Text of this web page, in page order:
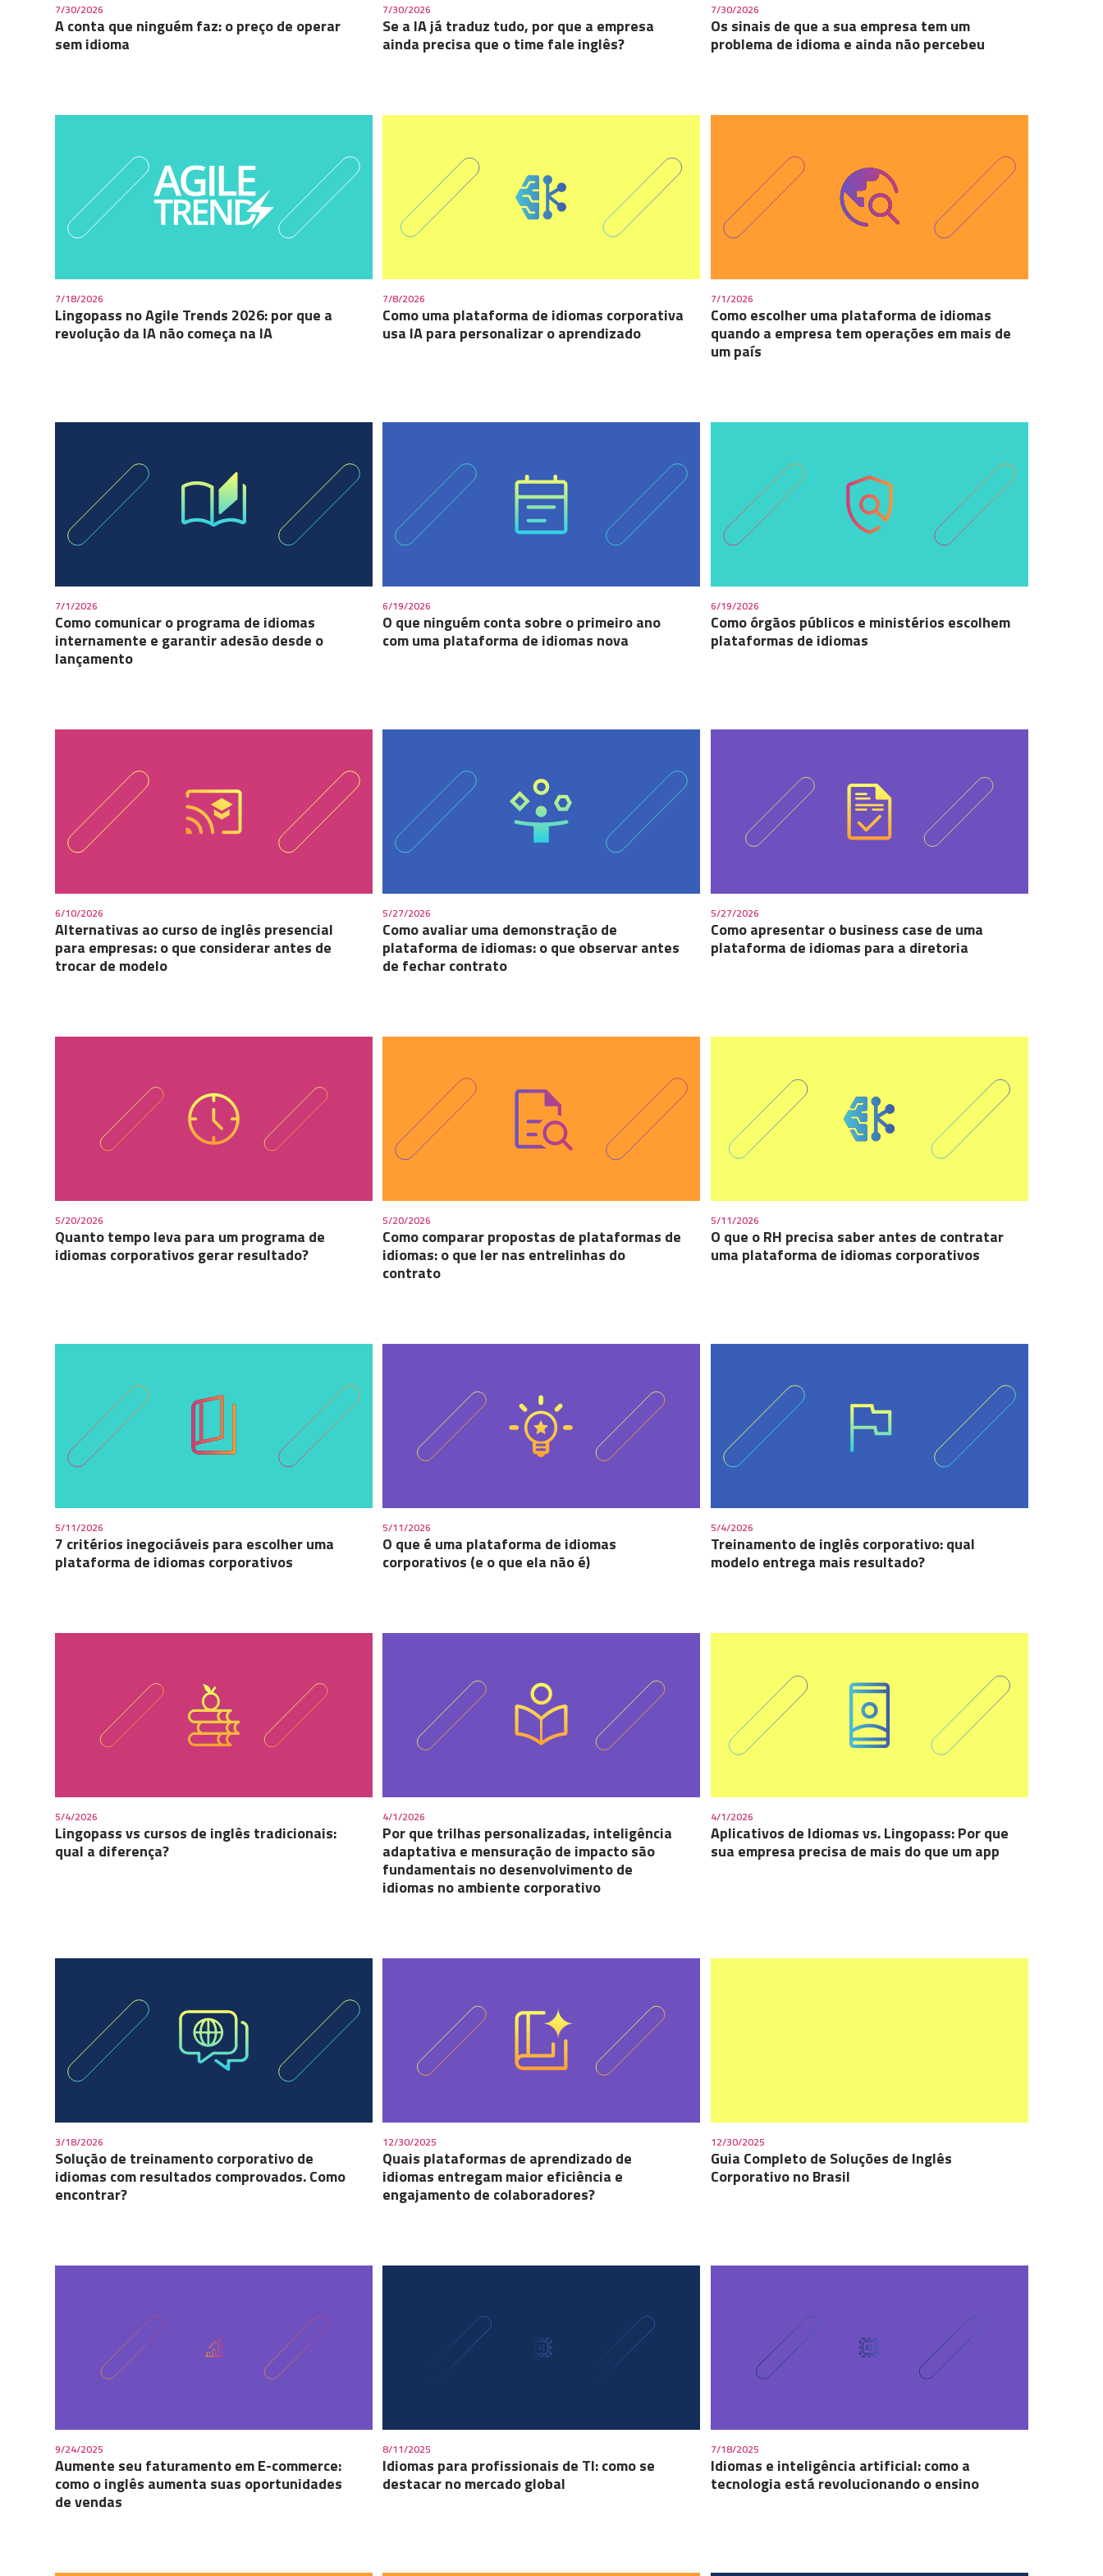
7/30/2026
A conta que ninguém faz: o preço de operar
sem idioma
7/30/2026
Se a IA já traduz tudo, por que a empresa
ainda precisa que o time fale inglês?
7/30/2026
Os sinais de que a sua empresa tem um
problema de idioma e ainda não percebeu
7/18/2026
Lingopass no Agile Trends 2026: por que a
revolução da IA não começa na IA
7/8/2026
Como uma plataforma de idiomas corporativa
usa IA para personalizar o aprendizado
7/1/2026
Como escolher uma plataforma de idiomas
quando a empresa tem operações em mais de
um país
7/1/2026
Como comunicar o programa de idiomas
internamente e garantir adesão desde o
lançamento
6/19/2026
O que ninguém conta sobre o primeiro ano
com uma plataforma de idiomas nova
6/19/2026
Como órgãos públicos e ministérios escolhem
plataformas de idiomas
6/10/2026
Alternativas ao curso de inglês presencial
para empresas: o que considerar antes de
trocar de modelo
5/27/2026
Como avaliar uma demonstração de
plataforma de idiomas: o que observar antes
de fechar contrato
5/27/2026
Como apresentar o business case de uma
plataforma de idiomas para a diretoria
5/20/2026
Quanto tempo leva para um programa de
idiomas corporativos gerar resultado?
5/20/2026
Como comparar propostas de plataformas de
idiomas: o que ler nas entrelinhas do
contrato
5/11/2026
O que o RH precisa saber antes de contratar
uma plataforma de idiomas corporativos
5/11/2026
7 critérios inegociáveis para escolher uma
plataforma de idiomas corporativos
5/11/2026
O que é uma plataforma de idiomas
corporativos (e o que ela não é)
5/4/2026
Treinamento de inglês corporativo: qual
modelo entrega mais resultado?
5/4/2026
Lingopass vs cursos de inglês tradicionais:
qual a diferença?
4/1/2026
Por que trilhas personalizadas, inteligência
adaptativa e mensuração de impacto são
fundamentais no desenvolvimento de
idiomas no ambiente corporativo
4/1/2026
Aplicativos de Idiomas vs. Lingopass: Por que
sua empresa precisa de mais do que um app
3/18/2026
Solução de treinamento corporativo de
idiomas com resultados comprovados. Como
encontrar?
12/30/2025
Quais plataformas de aprendizado de
idiomas entregam maior eficiência e
engajamento de colaboradores?
12/30/2025
Guia Completo de Soluções de Inglês
Corporativo no Brasil
9/24/2025
Aumente seu faturamento em E-commerce:
como o inglês aumenta suas oportunidades
de vendas
8/11/2025
Idiomas para profissionais de TI: como se
destacar no mercado global
7/18/2025
Idiomas e inteligência artificial: como a
tecnologia está revolucionando o ensino